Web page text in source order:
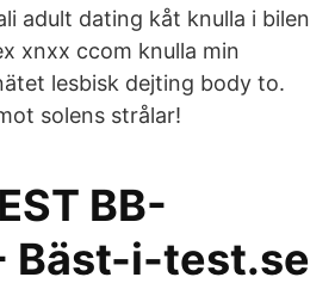
adult dating kåt knulla i bilen
xnxx ccom knulla min
lesbisk dejting body to.
solens strålar!
BB-
Bäst-i-test.se